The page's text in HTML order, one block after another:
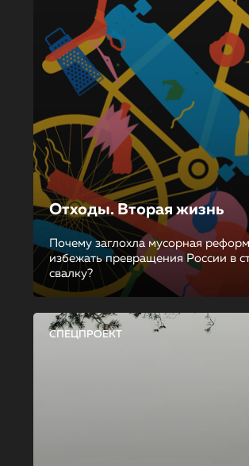
Отходы. Вторая жизнь
Почему заглохла мусорная
избежать превращения России в
свалку?
СПЕЦПРОЕКТ